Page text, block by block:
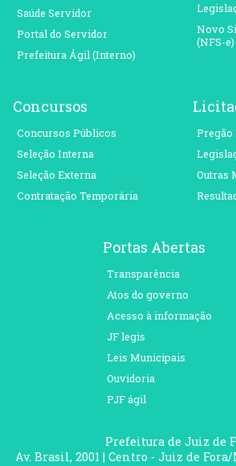
Saúde Servidor
Portal do Servidor
Prefeitura Ágil (Interno)
Novo
(NFS-e)
Concursos
Concursos Públicos
Seleção Interna
Seleção Externa
Contratação Temporária
Pregão
Outras
Portas Abertas
Transparência
Atos do governo
Acesso à informação
JF legis
Leis Municipais
Ouvidoria
PJF ágil
Prefeitura de Juiz de
Av. Brasil, 2001 | Centro - Juiz de Fora/